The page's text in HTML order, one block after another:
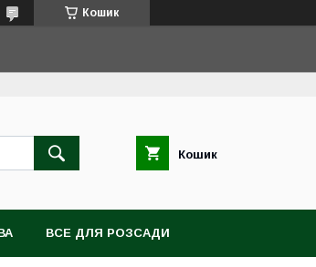
Кошик
Кошик
ВСЕ ДЛЯ РОЗСАДИ